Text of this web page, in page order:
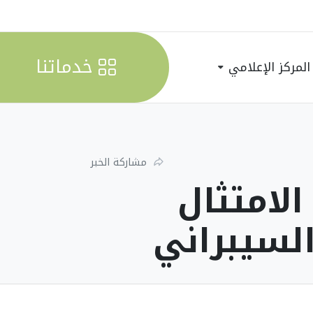
المركز الإعلامي خدماتنا
مشاركة الخبر